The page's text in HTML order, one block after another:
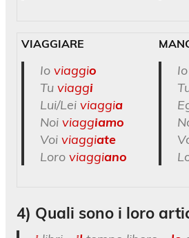
VIAGGIARE
Io viaggio
Tu viaggi
Lui/Lei viaggia
Noi viaggiamo
Voi viaggiate
Loro viaggiano
Io
4) Quali sono i loro